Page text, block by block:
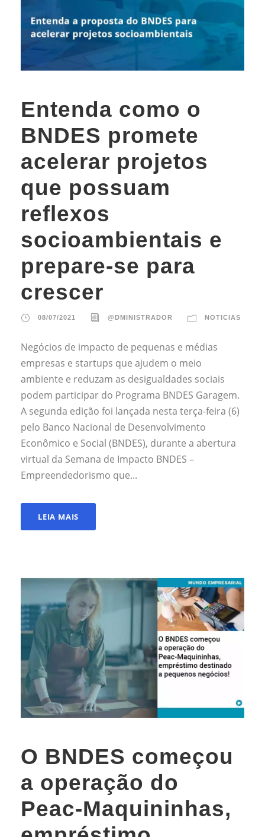
Entenda como o
BNDES promete
acelerar projetos
que possuam
reflexos
socioambientais e
prepare-se para
crescer
08/07/2021 @DMINISTRADOR NOTICIAS
Negócios de impacto de pequenas e médias
empresas e startups que ajudem o meio
ambiente e reduzam as desigualdades sociais
podem participar do Programa BNDES Garagem.
A segunda edição foi lançada nesta terça-feira (6)
pelo Banco Nacional de Desenvolvimento
Econômico e Social (BNDES), durante a abertura
virtual da Semana de Impacto BNDES –
Empreendedorismo que...
LEIA MAIS
O BNDES começou
a operação do
Peac-Maquininhas,